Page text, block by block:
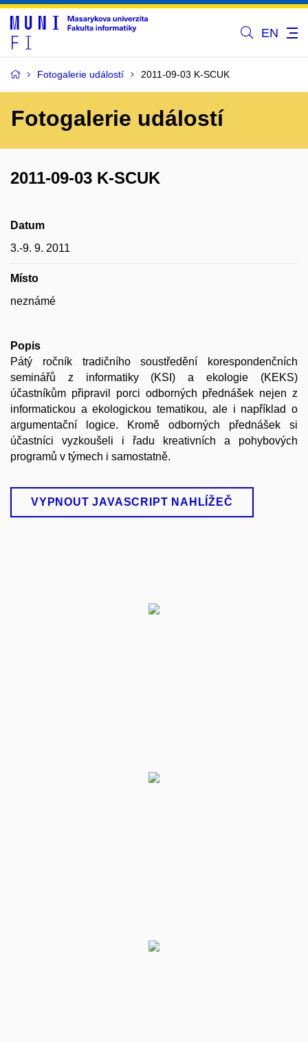
EN
Fotogalerie událostí 2011-09-03 K-SCUK
Fotogalerie událostí
2011-09-03 K-SCUK
Datum
3.-9. 9. 2011
Místo
neznámé
Popis
Pátý ročník tradičního soustředění korespondenčních
seminářů z informatiky (KSI) a ekologie (KEKS)
účastníkům připravil porci odborných přednášek nejen z
informatickou a ekologickou tematikou, ale i například o
argumentační logice. Kromě odborných přednášek si
účastníci vyzkoušeli i řadu kreativních a pohybových
programů v týmech i samostatně.
VYPNOUT JAVASCRIPT NAHLÍŽEČ